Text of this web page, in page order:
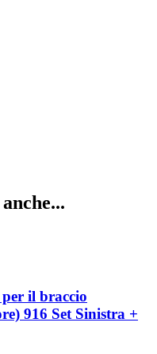
il braccio
916 Set Sinistra +